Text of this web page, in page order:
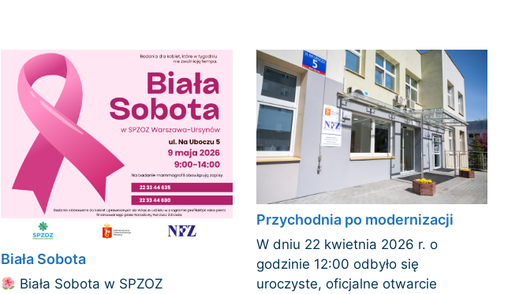
Biała Sobota
Biała Sobota w SPZOZ
Przychodnia po modernizacji
W dniu 22 kwietnia 2026 r. o
godzinie 12:00 odbyło się
uroczyste, oficjalne otwarcie